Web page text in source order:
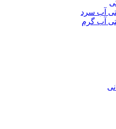
آب سرد
آب گرم